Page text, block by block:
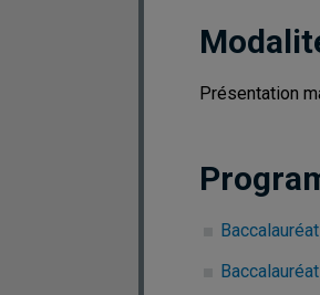
Présentation